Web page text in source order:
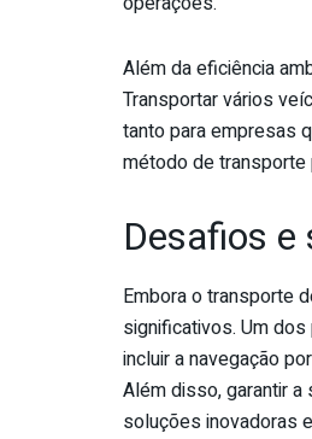
Além da eficiência
Transportar vários
tanto para empresas
método de
Desafios
Embora o transporte
significativos. Um
incluir a navegação
Além disso, garantir
soluções inovadoras